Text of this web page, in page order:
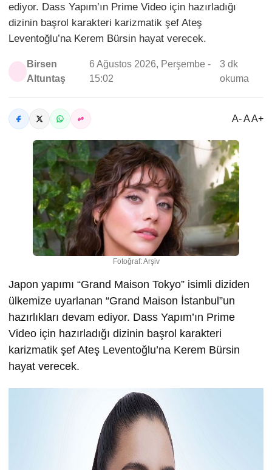
ediyor. Dass Yapım’ın Prime Video için hazırladığı
dizinin başrol karakteri karizmatik şef Ateş
Leventoğlu’na Kerem Bürsin hayat verecek.
Birsen
Altuntaş
6 Ağustos 2026, Perşembe -
15:02
3 dk
okuma
A- A A+
Fotoğraf: Arşiv
Japon yapımı “Grand Maison Tokyo” isimli diziden
ülkemize uyarlanan “Grand Maison İstanbul”un
hazırlıkları devam ediyor. Dass Yapım’ın Prime
Video için hazırladığı dizinin başrol karakteri
karizmatik şef Ateş Leventoğlu’na Kerem Bürsin
hayat verecek.